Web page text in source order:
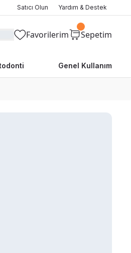
Satıcı Olun Yardım & Destek
Favorilerim Sepetim
Genel Kullanım